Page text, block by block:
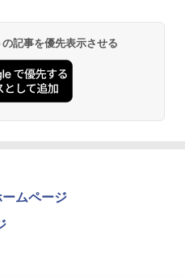
記事を優先表示させる
ムページ